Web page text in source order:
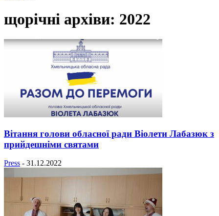
щорічні архіви: 2022
Вітання голови обласної ради Віолети Лабазюк з
прийдешніми святами
Press - 31.12.2022